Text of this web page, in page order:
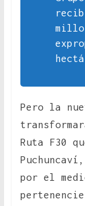
Pero la
Ruta F30
por el